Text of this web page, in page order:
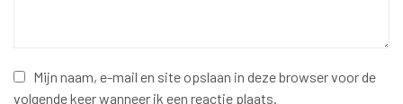
Mijn naam, e-mail en site opslaan in deze browser voor de
volgende keer wanneer ik een reactie plaats.